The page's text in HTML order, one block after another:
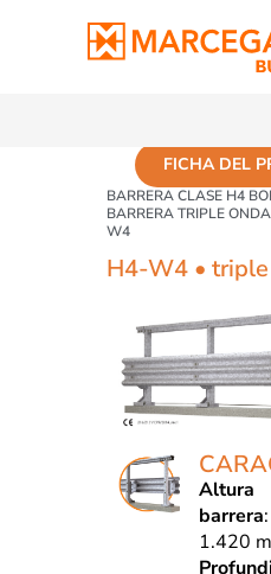
BARRERA CLASE H4
BARRERA TRIPLE
W4
FICHA DEL
H4-W4 •
Altura
barrera:
1.420